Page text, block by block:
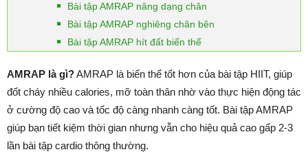
Bài tập AMRAP nâng dạng chân
Bài tập AMRAP nghiêng chân bên
Bài tập AMRAP hít đất biến thể
AMRAP là gì?AMRAP là biến thể tốt hơn của bài tập HIIT, giúp
đốt cháy nhiều calories, mỡ toàn thân nhờ vào thực hiện động tác
ở cường độ cao và tốc độ càng nhanh càng tốt. Bài tập AMRAP
giúp bạn tiết kiệm thời gian nhưng vẫn cho hiệu quả cao gấp 2-3
lần bài tập cardio thông thường.